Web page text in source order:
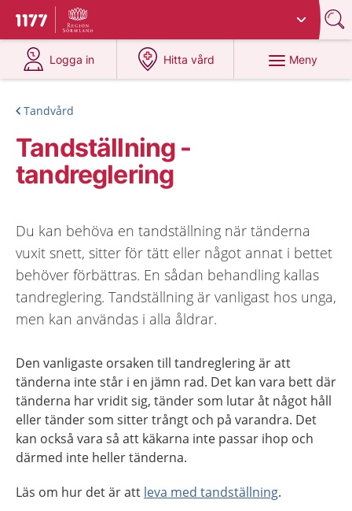
Till startsidan för 1177
Du har valt region
Logga in
på 1177.se
Hitta vård
på 1177.se
Meny
Tandvård
Tandställning -
tandreglering
Du kan behöva en tandställning när tänderna
vuxit snett, sitter för tätt eller något annat i bettet
behöver förbättras. En sådan behandling kallas
tandreglering. Tandställning är vanligast hos unga,
men kan användas i alla åldrar.
Den vanligaste orsaken till tandreglering är att
tänderna inte står i en jämn rad. Det kan vara bett där
tänderna har vridit sig, tänder som lutar åt något håll
eller tänder som sitter trångt och på varandra. Det
kan också vara så att käkarna inte passar ihop och
därmed inte heller tänderna.
Läs om hur det är att leva med tandställning.